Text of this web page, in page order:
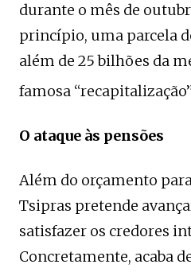
durante o mês de
princípio, uma parcela
além de 25 bilhões da
famosa
O ataque às pensões
Além do orçamento
Tsipras pretende
satisfazer os credores
Concretamente, acaba